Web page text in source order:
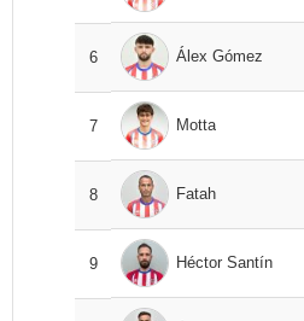
6 Álex Gómez
7 Motta
8 Fatah
9 Héctor Santín